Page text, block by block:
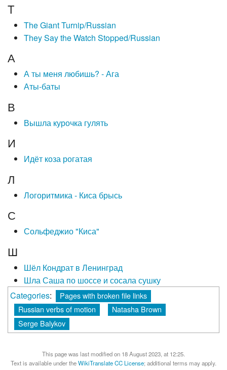
T
The Giant Turnip/Russian
They Say the Watch Stopped/Russian
А
А ты меня любишь? - Ага
Аты-баты
В
Вышла курочка гулять
И
Идёт коза рогатая
Л
Логоритмика - Киса брысь
С
Сольфеджио "Киса"
Ш
Шёл Кондрат в Ленинград
Шла Саша по шоссе и сосала сушку
Categories:
Pages with broken file links
Russian verbs of motion
Natasha Brown
Serge Balykov
This page was last modified on 18 August 2023, at 12:25.
Text is available under theWikiTranslate CC License; additional terms may apply.